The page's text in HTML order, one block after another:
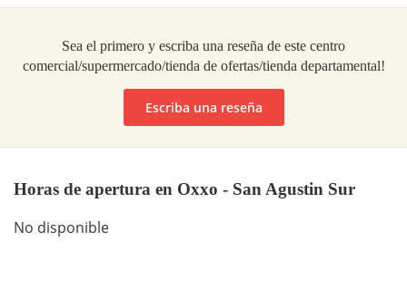
Sea el primero y escriba una reseña de este centro
comercial/supermercado/tienda de ofertas/tienda departamental!
Escriba una reseña
Horas de apertura en Oxxo - San Agustin Sur
No disponible